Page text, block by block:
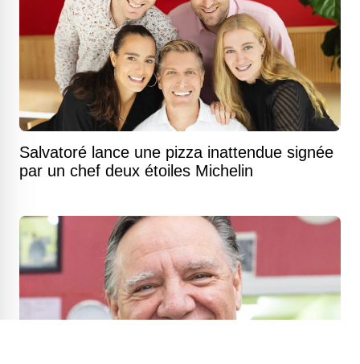
Salvatoré lance une pizza inattendue signée
par un chef deux étoiles Michelin